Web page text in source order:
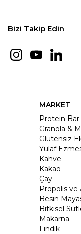
Bizi Takip Edin
MARKET
Protein Bar
Granola &
Glutensiz
Yulaf
Kahve
Kakao
Çay
Propolis ve
Besin
Bitkisel
Makarna
Fındık